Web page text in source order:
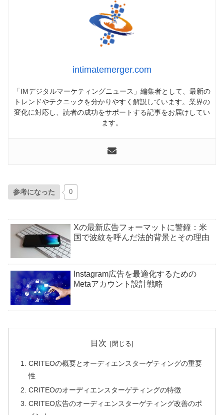
intimatemerger.com
「IMデジタルマーケティングニュース」編集者として、最新の
トレンドやテクニックを分かりやすく解説しています。業界の
変化に対応し、読者の成功をサポートする記事をお届けしてい
ます。
参考になった 0
Xの最新広告フォーマットに警鐘：米
国で波紋を呼んだ法的背景とその理由
Instagram広告を最適化するための
Metaアカウント設計戦略
目次
CRITEOの概要とオーディエンスターゲティングの重要
性
CRITEOのオーディエンスターゲティングの特徴
CRITEO広告のオーディエンスターゲティング改善のポ